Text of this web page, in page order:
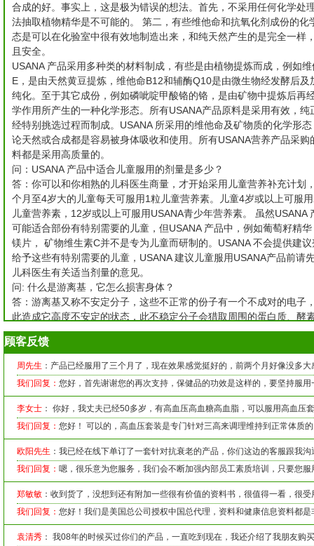
合成的好。事实上，这是极为错误的想法。首先，不采用任何化学处
法抽取植物精华是不可能的。 第二，有些维他命和抗氧化剂成份的化
态是可以在化验室中很有效地制造出来，和纯天然产生的是完全一样
且安全。
USANA 产品采用多种类的材料制成，有些是由植物提炼而成，例如
E，是由天然黄豆提炼，维他命B12和辅酶Q10是由微生物经发酵后及
纯化。至于其它成份，例如磷呲啶甲酸铬的铬，是由矿物中提炼后再
学作用所产生的一种化学形态。所有USANA产品原料是采用有效，纯
经特别挑选过程而制成。USANA 所采用的维他命及矿物质的化学形
论天然或合成都是容易被身体吸收和使用。所有USANA营养产品采购
料都是采用高质量的。
问：USANA 产品中适合儿童服用的剂量是多少？
答：你可以和你相熟的儿科医生商量，才开始采用儿童营养补充计划
个月至4岁大的儿童每天可服用1粒儿童营养素。儿童4岁或以上可服
儿童营养素，12岁或以上可服用USANA青少年营养素。 虽然USANA
可能适合部份有特别需要的儿童，但USANA 产品中，例如葡萄籽精
镁片， 矿物维生素C并不是专为儿童而研制的。USANA 不会提供建
给予这些有特别需要的儿童，USANA 建议儿童服用USANA产品前请
儿科医生有关适当剂量的意见。
问: 什么是游离基，它怎么损害身体？
答：游离基又称不安定分子，这些不正常的份子有一个不成对的电子
此造成它高度不安定的状态，此不稳定分子会猎取周围的蛋白质、酵
脂肪，因此破坏了人体的化学平衡。因为每当此种游离基侵夺健康分
电子时，就会影响周围的细胞，造成一连串的连锁反应。这些化学作
果会破坏身体细胞，影响正常的生理作用。游离基能造成暂时性的破
它能破坏核酸、蛋白质、胺基酸、碳水化合物、脂肪及结缔组织分子
此种破坏的结果会影响细胞的正常运作，新陈代谢的进行以及遗传基
表达，还会制造出许多突变的细胞，进而导致癌症的产生。
问：什么是抗氧化剂？
身不会被破坏或变得容易产生化学反应。 抗氧化剂可以有效地缓和游
和中止连锁性细胞氧化破坏。抗氧化剂，例如维他命C， 维他命E，
剂的效能。人体本身可以自行制造一些抗氧化剂，但其它抗氧化剂 ，
维他命C，胡萝卜素和维他命E，则需要从饮食中摄取。服用营养补充
一种可以帮助摄取适量抗氧化剂来保护身体健康的有效方法。
问：USANA 营养产品为什么比其它营养公司产品为佳？
顾客反馈
周先生 ：产品已经服用了三个月了，现在效果感觉挺好的，前两个月好像没多大
我们回复： 您好，首先谢谢您的再次支持，保健品的功效是这样的，要坚持服
李女士： 你好，我丈夫已经50多岁，有高血压高血糖高血脂，可以服用高血压
我们回复： 您好！ 可以的，高血压套装是专门针对三高来调理维持到正常体质
欧阳先生 ：我已经在线下单订了一套针对抗衰老的产品，你们这边的客服跟我
我们回复： 嗯，很乐意为您服务，我们会不断加强内部员工素质培训，只要您
郑敏敏：收到货了，没想到还有附加一些很有价值的资料书，很值得一看，很受
我们回复： 您好！我们是美国总公司授权中国总代理，资料和健康信息资料都
袁清秀： 我08年的时候买过你们的产品，一直吃到现在，我还介绍了我朋友购